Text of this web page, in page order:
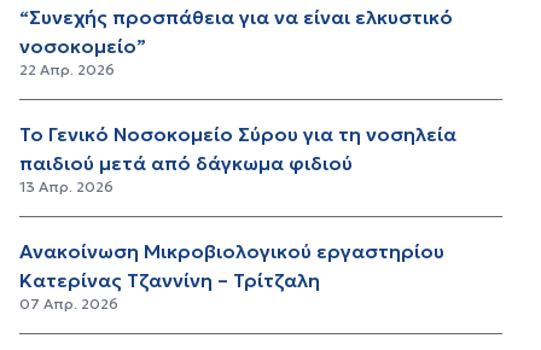
“Συνεχής προσπάθεια για να είναι ελκυστικό
νοσοκομείο”
22 Απρ. 2026
Το Γενικό Νοσοκομείο Σύρου για τη νοσηλεία
παιδιού μετά από δάγκωμα φιδιού
13 Απρ. 2026
Ανακοίνωση Μικροβιολογικού εργαστηρίου
Κατερίνας Τζαννίνη – Τρίτζαλη
07 Απρ. 2026